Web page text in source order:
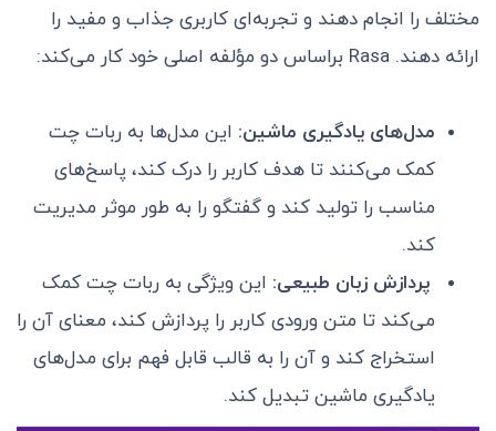
مختلف را انجام دهند و تجربه‌ای کاربری جذاب و مفید را
ارائه دهند. Rasa براساس دو مؤلفه اصلی خود کار می‌کند:
مدل‌های یادگیری ماشین: این مدل‌ها به ربات چت
کمک می‌کنند تا هدف کاربر را درک کند، پاسخ‌های
مناسب را تولید کند و گفتگو را به طور موثر مدیریت
کند.
پردازش زبان طبیعی: این ویژگی به ربات چت کمک
می‌کند تا متن ورودی کاربر را پردازش کند، معنای آن را
استخراج کند و آن را به قالب قابل فهم برای مدل‌های
یادگیری ماشین تبدیل کند.